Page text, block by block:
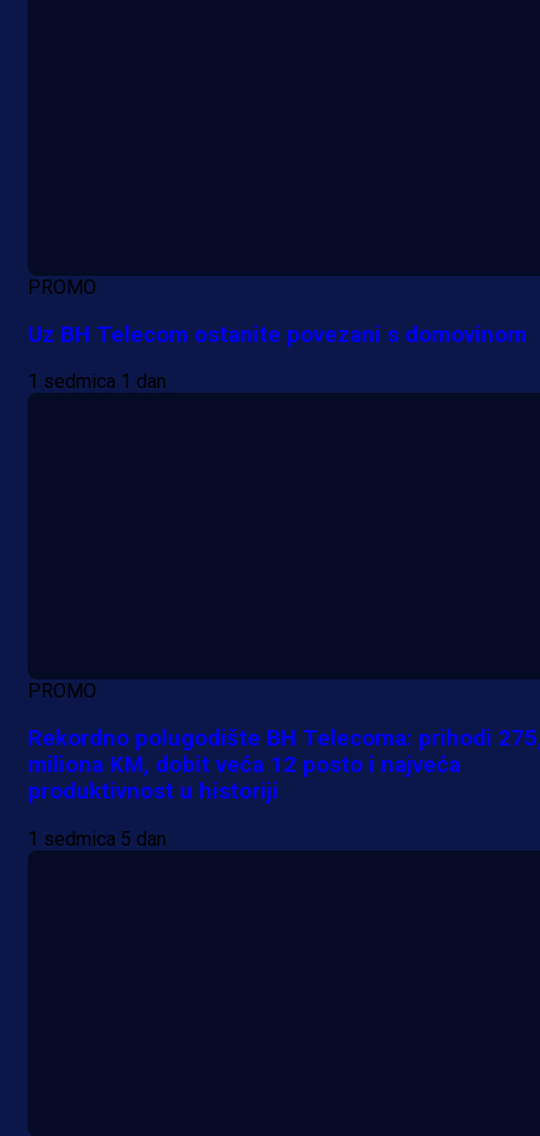
PROMO
Uz BH Telecom ostanite povezani s domovinom
1 sedmica 1 dan
PROMO
Rekordno polugodište BH Telecoma: prihodi
miliona KM, dobit veća 12 posto i najveća
produktivnost u historiji
1 sedmica 5 dan